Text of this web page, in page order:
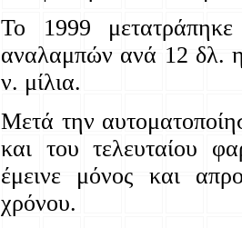
Το 1999
αναλαμπών ανά 12 δλ. η
ν. μίλια.
Μετά την
και του τελευταίου
έμεινε μόνος και
χρόνου.